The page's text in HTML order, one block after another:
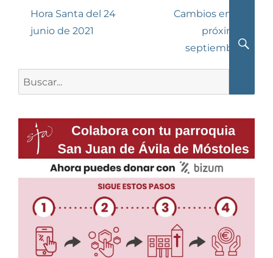
de
entradas
Entrada
anterior:
Hora Santa del 24
junio de 2021
SiguienteCambios en el
próximo
septiembre